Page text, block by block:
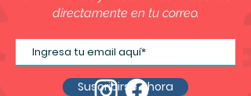
directamente en tu correo.
Suscribirse ahora